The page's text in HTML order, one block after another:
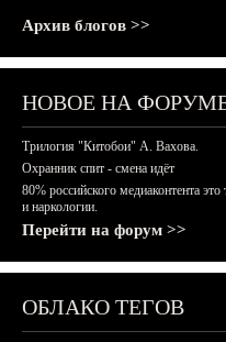
Архив блогов >>
НОВОЕ НА
Трилогия "Китобои" А. Вахова.
Охранник спит - смена идёт
80% российского медиаконтента
и наркологии.
Перейти на форум >>
ОБЛАКО ТЕГОВ